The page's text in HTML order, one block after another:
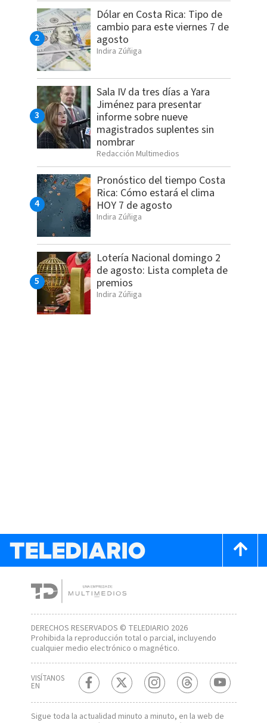
Dólar en Costa Rica: Tipo de
cambio para este viernes 7 de
agosto
Indira Zúñiga
Sala IV da tres días a Yara
Jiménez para presentar
informe sobre nueve
magistrados suplentes sin
nombrar
Redacción Multimedios
Pronóstico del tiempo Costa
Rica: Cómo estará el clima
HOY 7 de agosto
Indira Zúñiga
Lotería Nacional domingo 2
de agosto: Lista completa de
premios
Indira Zúñiga
DERECHOS RESERVADOS © TELEDIARIO 2026
Prohibida la reproducción total o parcial, incluyendo
cualquier medio electrónico o magnético.
VISÍTANOS
EN
Sigue toda la actualidad minuto a minuto, en la web de